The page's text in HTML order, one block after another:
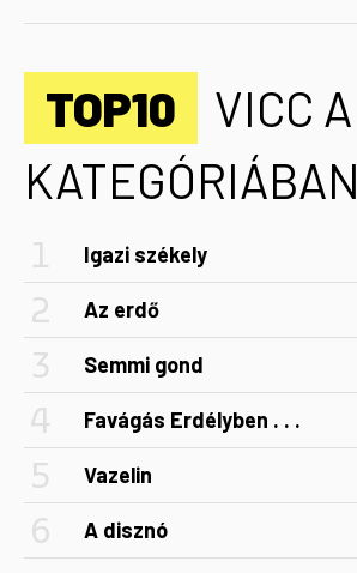
TOP10
VICC A
KATEGÓRIÁBAN
Igazi székely
Az erdő
Semmi gond
Favágás Erdélyben . . .
Vazelin
A disznó